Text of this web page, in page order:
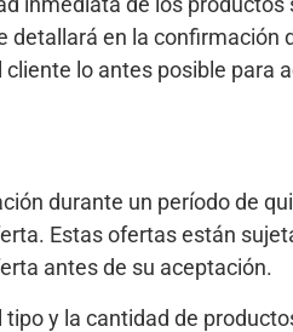
en la confirmación
lo antes posible para
durante un período de
Estas ofertas están
antes de su aceptación.
y la cantidad de